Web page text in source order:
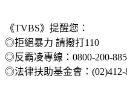
《TVBS》提醒您：
◎拒絕暴力 請撥打110
◎反霸凌專線：0800-200-885
◎法律扶助基金會：(02)412-